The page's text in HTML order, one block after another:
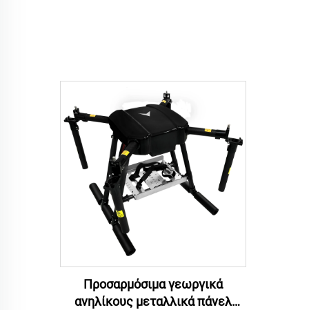
Προσαρμόσιμα γεωργικά
ανηλίκους μεταλλικά πάνελ